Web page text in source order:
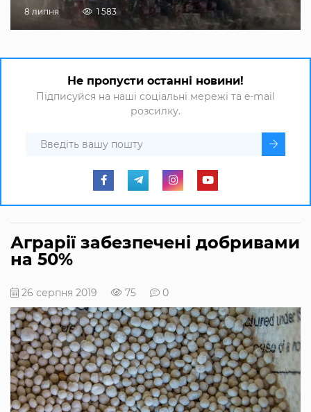
8 липня 1 583
Не пропусти останні новини!
Підписуйся на наші соціальні мережі та e-mail
розсилку.
Аграрії забезпечені добривами
на 50%
26 серпня 2019 75 0